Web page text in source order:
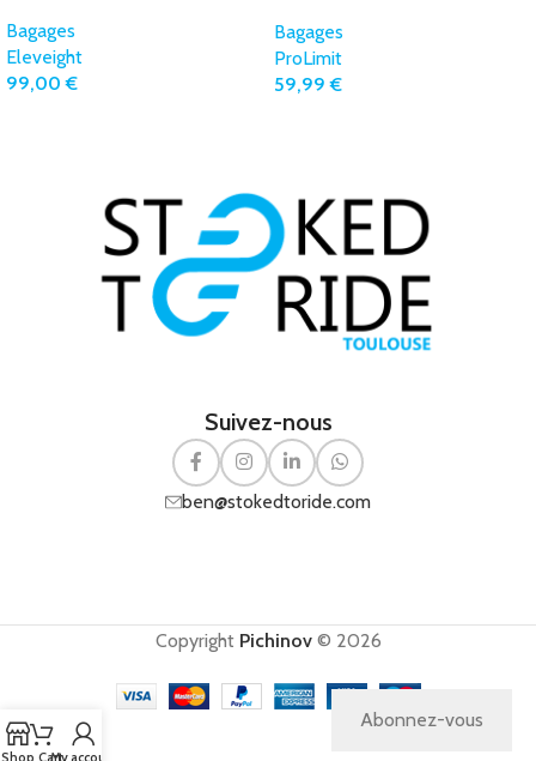
Bagages
Eleveight
99,00€
Bagages
ProLimit
59,99€
Suivez-nous
ben@stokedtoride.com
Copyright Pichinov© 2026
Shop CartMy account
Abonnez-vous